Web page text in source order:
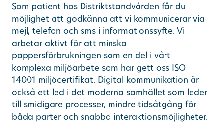
Som patient hos Distriktstandvården får du
möjlighet att godkänna att vi kommunicerar via
mejl, telefon och sms i informationssyfte. Vi
arbetar aktivt för att minska
pappersförbrukningen som en del i vårt
komplexa miljöarbete som har gett oss ISO
14001 miljöcertifikat. Digital kommunikation är
också ett led i det moderna samhället som leder
till smidigare processer, mindre tidsåtgång för
båda parter och snabba interaktionsmöjligheter.